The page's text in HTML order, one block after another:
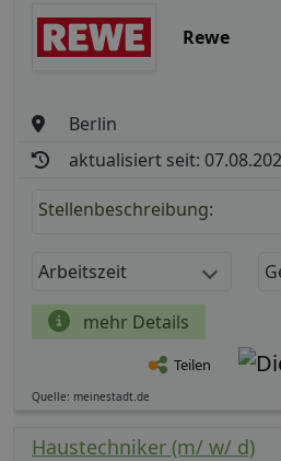
Rewe
Berlin
aktualisiert seit:
Stellenbeschreibung:
Arbeitszeit
mehr Details
Teilen
Quelle: meinestadt.de
Haustechniker (m/ w/ d)